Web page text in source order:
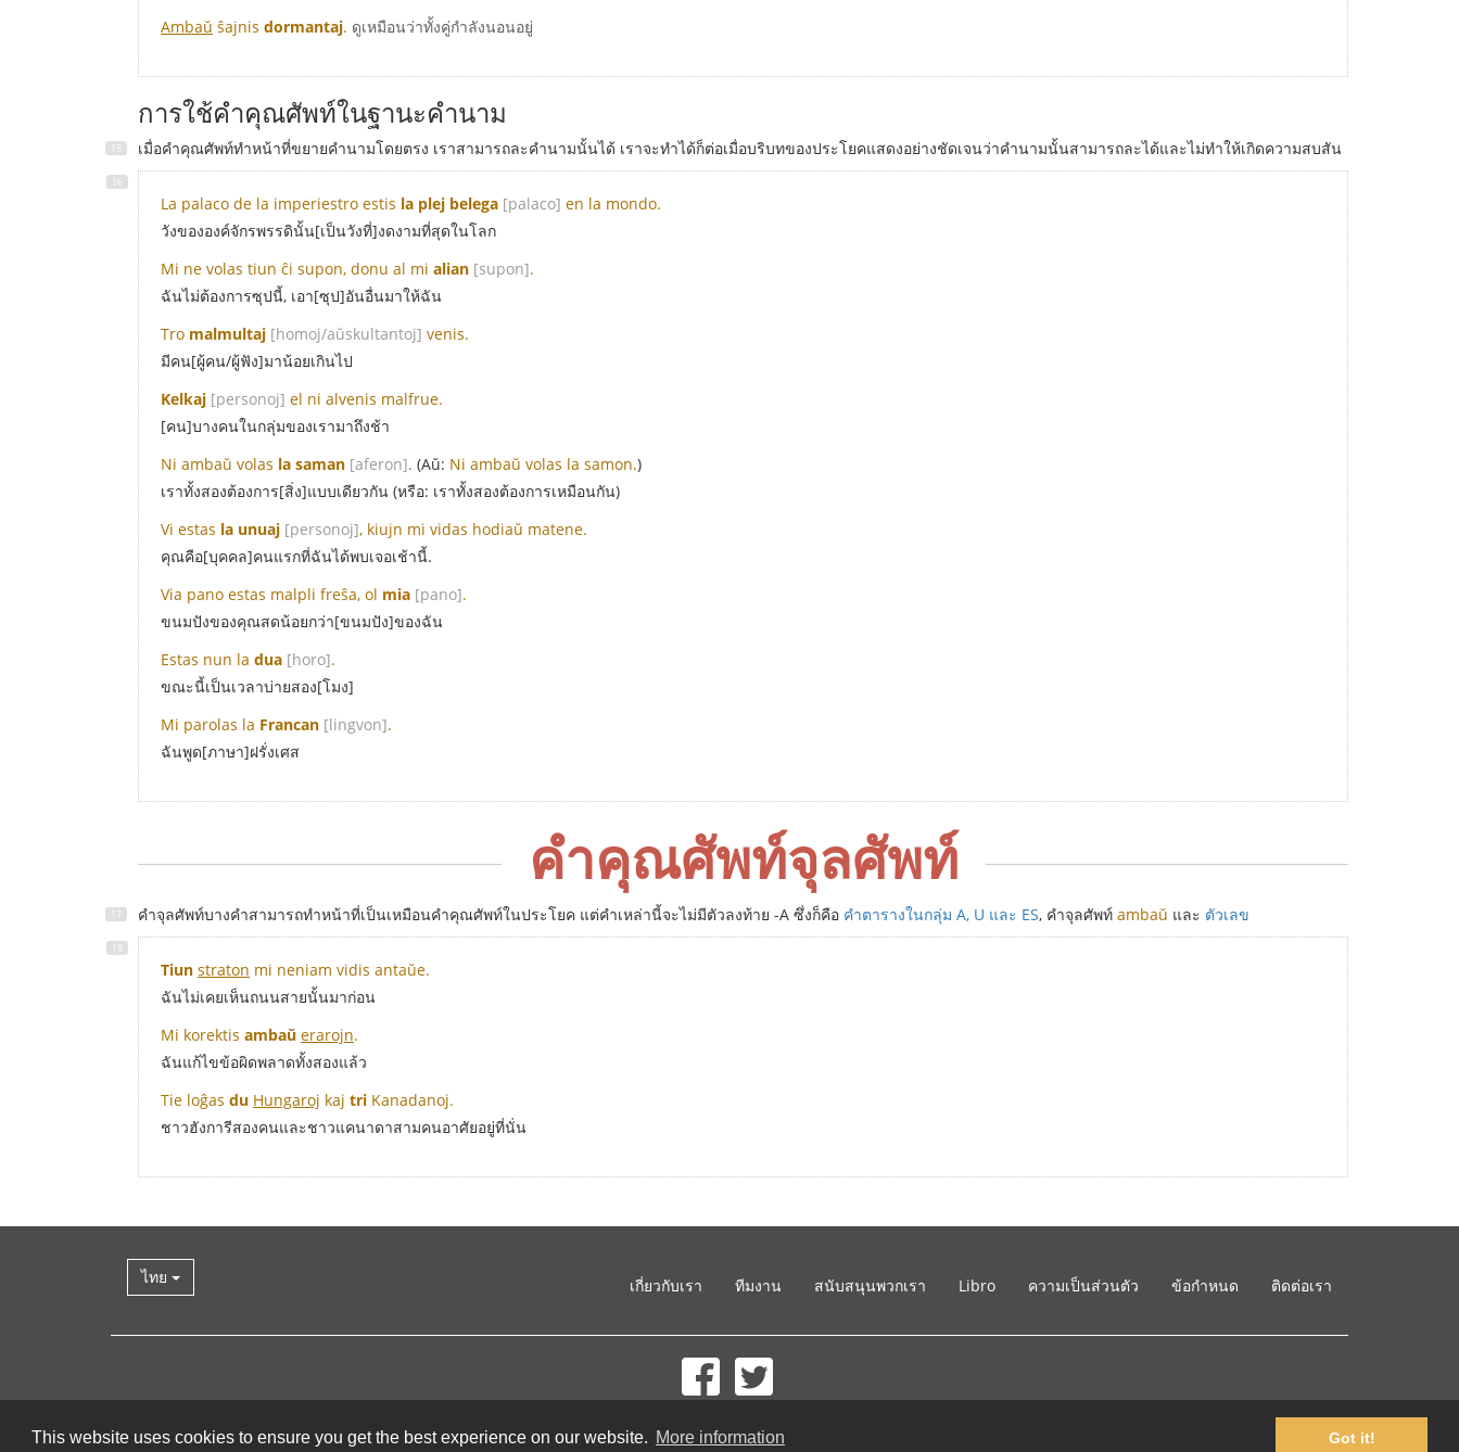
This website uses cookies to ensure you get the best experience on our website. More information Got it!
Ambaŭ ŝajnis dormantaj. ดูเหมือนว่าทั้งคู่กำลังนอนอยู่
การใช้คำคุณศัพท์ในฐานะคำนาม
เมื่อคำคุณศัพท์ทำหน้าที่ขยายคำนามโดยตรง เราสามารถละคำนามนั้นได้ เราจะทำได้ก็ต่อเมื่อบริบทของประโยคแสดงอย่างชัดเจนว่าคำนามนั้นสามารถละได้และไม่ทำให้เกิดความสบสัน
La palaco de la imperiestro estis la plej belega [palaco] en la mondo.
วังขององค์จักรพรรดินั้น[เป็นวังที่]งดงามที่สุดในโลก
Mi ne volas tiun ĉi supon, donu al mi alian [supon].
ฉันไม่ต้องการซุปนี้, เอา[ซุป]อันอื่นมาให้ฉัน
Tro malmultaj [homoj/aŭskultantoj] venis.
มีคน[ผู้คน/ผู้ฟัง]มาน้อยเกินไป
Kelkaj [personoj] el ni alvenis malfrue.
[คน]บางคนในกลุ่มของเรามาถึงช้า
Ni ambaŭ volas la saman [aferon]. (Aŭ: Ni ambaŭ volas la samon.)
เราทั้งสองต้องการ[สิ่ง]แบบเดียวกัน (หรือ: เราทั้งสองต้องการเหมือนกัน)
Vi estas la unuaj [personoj], kiujn mi vidas hodiaŭ matene.
คุณคือ[บุคคล]คนแรกที่ฉันได้พบเจอเช้านี้.
Via pano estas malpli freŝa, ol mia [pano].
ขนมปังของคุณสดน้อยกว่า[ขนมปัง]ของฉัน
Estas nun la dua [horo].
ขณะนี้เป็นเวลาบ่ายสอง[โมง]
Mi parolas la Francan [lingvon].
ฉันพูด[ภาษา]ฝรั่งเศส
คำคุณศัพท์จุลศัพท์
คำจุลศัพท์บางคำสามารถทำหน้าที่เป็นเหมือนคำคุณศัพท์ในประโยค แต่คำเหล่านี้จะไม่มีตัวลงท้าย -A ซึ่งก็คือ คำตารางในกลุ่ม A, U และ ES, คำจุลศัพท์ ambaŭ และ ตัวเลข
Tiun straton mi neniam vidis antaŭe.
ฉันไม่เคยเห็นถนนสายนั้นมาก่อน
Mi korektis ambaŭ erarojn.
ฉันแก้ไขข้อผิดพลาดทั้งสองแล้ว
Tie loĝas du Hungaroj kaj tri Kanadanoj.
ชาวฮังการีสองคนและชาวแคนาดาสามคนอาศัยอยู่ที่นั่น
ไทย เกี่ยวกับเรา ทีมงาน สนับสนุนพวกเรา Libro ความเป็นส่วนตัว ข้อกำหนด ติดต่อเรา